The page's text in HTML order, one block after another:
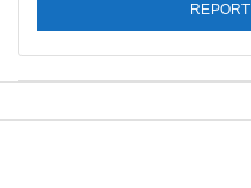
REPORT